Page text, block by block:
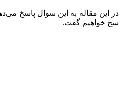
در این مقاله به این سوال پاسخ
سخ خواهیم گفت.